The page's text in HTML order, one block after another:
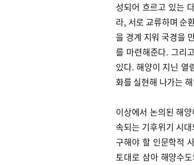
성되어 흐르고 있는
라, 서로 교류하며 순
을 경계 지워 국경을
를 마련해준다. 그리
있다. 해양이 지닌 열
화를 실현해 나가는
이상에서 논의된 해
속되는 기후위기 시
구해야 할 인문학적
토대로 삼아 해양수